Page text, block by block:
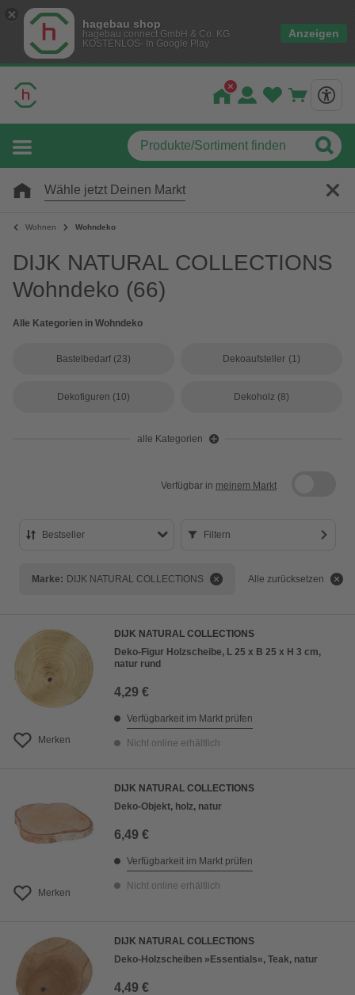
hagebau shop
hagebau connect GmbH & Co. KG
KOSTENLOS- In Google Play
Anzeigen
Wähle jetzt Deinen Markt
Wohnen Wohndeko
DIJK NATURAL COLLECTIONS
Wohndeko (66)
Alle Kategorien in Wohndeko
Bastelbedarf (23) Dekoaufsteller (1)
Dekofiguren (10) Dekoholz (8)
alle Kategorien
Verfügbar in meinem Markt
Bestseller
Bewertung
Filtern
Marke: DIJK NATURAL COLLECTIONS Alle zurücksetzen
Merken
DIJK NATURAL COLLECTIONS
Deko-Figur Holzscheibe, L 25 x B 25 x H 3 cm,
natur rund
4,29 €
Verfügbarkeit im Markt prüfen
Nicht online erhältlich
Merken
DIJK NATURAL COLLECTIONS
Deko-Objekt, holz, natur
6,49 €
Verfügbarkeit im Markt prüfen
Nicht online erhältlich
DIJK NATURAL COLLECTIONS
Deko-Holzscheiben »Essentials«, Teak, natur
4,49 €